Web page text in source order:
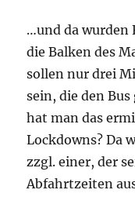
…und da wurden
die Balken des
sollen nur drei
sein, die den
hat man das
Lockdowns? Da
zzgl. einer, der
Abfahrtzeiten